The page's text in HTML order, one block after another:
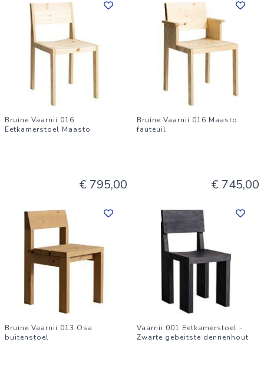
Bruine Vaarnii 016
Eetkamerstoel Maasto
€ 795,00
Bruine Vaarnii 016 Maasto
fauteuil
€ 745,00
Bruine Vaarnii 013 Osa
buitenstoel
Vaarnii 001 Eetkamerstoel -
Zwarte gebeitste dennenhout